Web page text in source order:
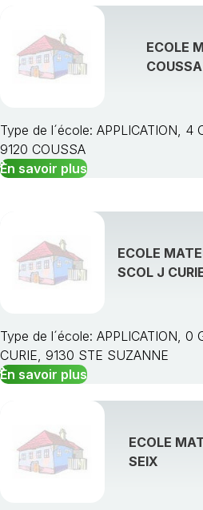
ECOLE
COUSSA
Type de l´école: APPLICATION, 4
9120 COUSSA
En savoir plus
ECOLE
SCOL J
Type de l´école: APPLICATION, 0
CURIE, 9130 STE SUZANNE
En savoir plus
ECOLE
SEIX